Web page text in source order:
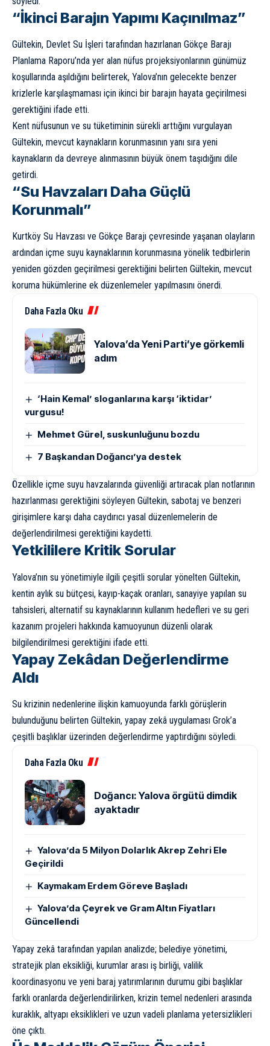
“İkinci Barajın Yapımı Kaçınılmaz”
Gültekin, Devlet Su İşleri tarafından hazırlanan Gökçe Barajı
Planlama Raporu’nda yer alan nüfus projeksiyonlarının günümüz
koşullarında aşıldığını belirterek, Yalova’nın gelecekte benzer
krizlerle karşılaşmaması için ikinci bir barajın hayata geçirilmesi
gerektiğini ifade etti.
Kent nüfusunun ve su tüketiminin sürekli arttığını vurgulayan
Gültekin, mevcut kaynakların korunmasının yanı sıra yeni
kaynakların da devreye alınmasının büyük önem taşıdığını dile
getirdi.
“Su Havzaları Daha Güçlü
Korunmalı”
Kurtköy Su Havzası ve Gökçe Barajı çevresinde yaşanan olayların
ardından içme suyu kaynaklarının korunmasına yönelik tedbirlerin
yeniden gözden geçirilmesi gerektiğini belirten Gültekin, mevcut
koruma hükümlerine ek düzenlemeler yapılmasını önerdi.
Daha Fazla Oku
Yalova’da Yeni Parti’ye görkemli
adım
‘Hain Kemal’ sloganlarına karşı ‘iktidar’
vurgusu!
Mehmet Gürel, suskunluğunu bozdu
7 Başkandan Doğancı’ya destek
Özellikle içme suyu havzalarında güvenliği artıracak plan notlarının
hazırlanması gerektiğini söyleyen Gültekin, sabotaj ve benzeri
girişimlere karşı daha caydırıcı yasal düzenlemelerin de
değerlendirilmesi gerektiğini kaydetti.
Yetkililere Kritik Sorular
Yalova’nın su yönetimiyle ilgili çeşitli sorular yönelten Gültekin,
kentin aylık su bütçesi, kayıp-kaçak oranları, sanayiye yapılan su
tahsisleri, alternatif su kaynaklarının kullanım hedefleri ve su geri
kazanım projeleri hakkında kamuoyunun düzenli olarak
bilgilendirilmesi gerektiğini ifade etti.
Yapay Zekâdan Değerlendirme
Aldı
Su krizinin nedenlerine ilişkin kamuoyunda farklı görüşlerin
bulunduğunu belirten Gültekin, yapay zekâ uygulaması Grok’a
çeşitli başlıklar üzerinden değerlendirme yaptırdığını söyledi.
Daha Fazla Oku
Doğancı: Yalova örgütü dimdik
ayaktadır
Yalova’da 5 Milyon Dolarlık Akrep Zehri Ele
Geçirildi
Kaymakam Erdem Göreve Başladı
Yalova’da Çeyrek ve Gram Altın Fiyatları
Güncellendi
Yapay zekâ tarafından yapılan analizde; belediye yönetimi,
stratejik plan eksikliği, kurumlar arası iş birliği, valilik
koordinasyonu ve yeni baraj yatırımlarının durumu gibi başlıklar
farklı oranlarda değerlendirilirken, krizin temel nedenleri arasında
kuraklık, altyapı eksiklikleri ve uzun vadeli planlama yetersizlikleri
öne çıktı.